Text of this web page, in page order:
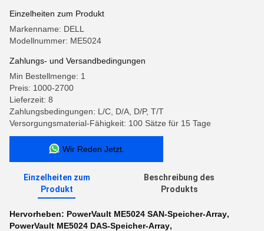
Einzelheiten zum Produkt
Markenname: DELL
Modellnummer: ME5024
Zahlungs- und Versandbedingungen
Min Bestellmenge: 1
Preis: 1000-2700
Lieferzeit: 8
Zahlungsbedingungen: L/C, D/A, D/P, T/T
Versorgungsmaterial-Fähigkeit: 100 Sätze für 15 Tage
Wir Reden Jetzt.
Einzelheiten zum
Produkt
Beschreibung des
Produkts
Hervorheben: PowerVault ME5024 SAN-Speicher-Array,
PowerVault ME5024 DAS-Speicher-Array,